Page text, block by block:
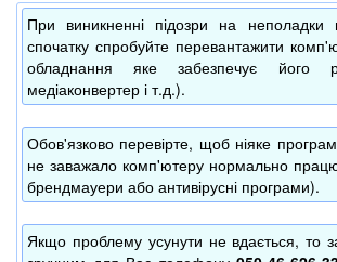
При виникненні підозри на неполадки
спочатку спробуйте перевантажити
обладнання яке забезпечує його
медіаконвертер і т.д.).
Обов'язково перевірте, щоб ніяке
не заважало комп'ютеру нормально
брендмауери або антивірусні програми).
Якщо проблему усунути не вдається, то